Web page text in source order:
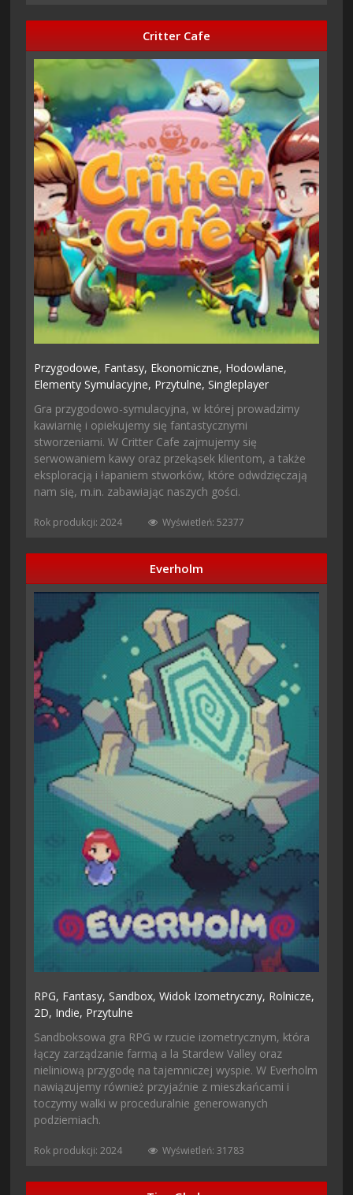
Critter Cafe
Przygodowe, Fantasy, Ekonomiczne, Hodowlane,
Elementy Symulacyjne, Przytulne,Singleplayer
Gra przygodowo-symulacyjna, w której prowadzimy
kawiarnię i opiekujemy się fantastycznymi
stworzeniami. W Critter Cafe zajmujemy się
serwowaniem kawy oraz przekąsek klientom, a także
eksploracją i łapaniem stworków, które odwdzięczają
nam się, m.in. zabawiając naszych gości.
Rok produkcji: 2024 Wyświetleń: 52377
Everholm
RPG, Fantasy,Sandbox,Widok Izometryczny, Rolnicze,
2D, Indie, Przytulne
Sandboksowa gra RPG w rzucie izometrycznym, która
łączy zarządzanie farmą a la Stardew Valley oraz
nieliniową przygodę na tajemniczej wyspie. W Everholm
nawiązujemy również przyjaźnie z mieszkańcami i
toczymy walki w proceduralnie generowanych
podziemiach.
Rok produkcji: 2024 Wyświetleń: 31783